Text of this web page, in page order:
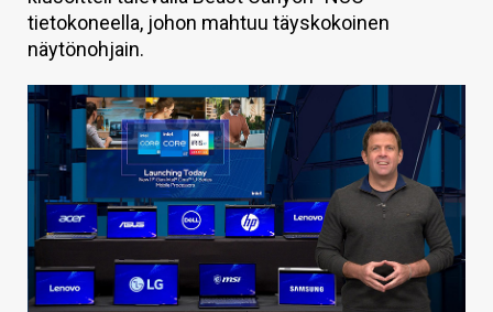
VAIHDA TEEMA
HAKU
tietokoneella, johon mahtuu täyskokoinen
näytönohjain.